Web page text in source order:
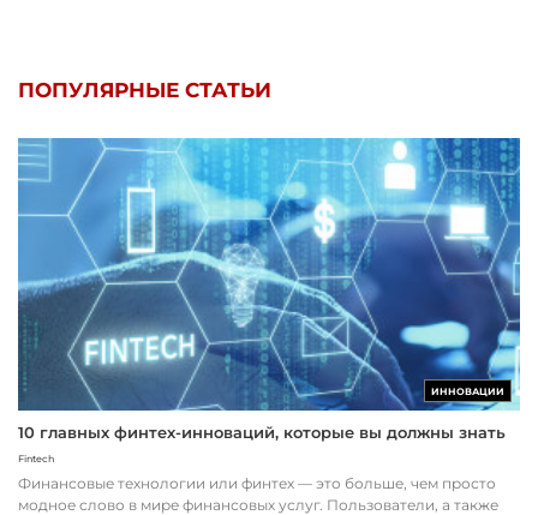
ПОПУЛЯРНЫЕ СТАТЬИ
ИННОВАЦИИ
10 главных финтех-инноваций, которые вы должны знать
Fintech
Финансовые технологии или финтех — это больше, чем просто
модное слово в мире финансовых услуг. Пользователи, а также